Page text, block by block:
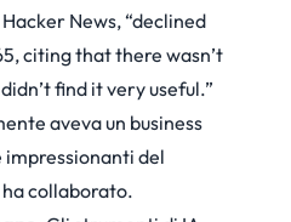
News, “declined
citing that there wasn’t
find it very useful.”
aveva un business
del
collaborato.